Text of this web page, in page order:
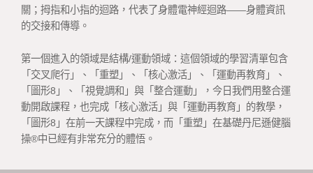
關；拇指和小指的迴路，代表了身體電神經迴路——身體資訊
的交接和傳導。
第一個進入的領域是結構/運動領域：這個領域的學習清單包含
「交叉爬行」、「重塑」、「核心激活」、「運動再教育」、
「圖形8」、「視覺調和」與「整合運動」，今日我們用整合運
動開啟課程，也完成「核心激活」與「運動再教育」的教學，
「圖形8」在前一天課程中完成，而「重塑」在基礎丹尼遜健腦
操®中已經有非常充分的體悟。